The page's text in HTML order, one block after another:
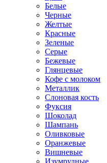
Белые
Черные
Желтые
Красные
Зеленые
Серые
Бежевые
Глянцевые
Кофе с молоком
Металлик
Слоновая кость
Фуксия
Шоколад
Шампань
Оливковые
Оранжевые
Вишневые
Изумрудные